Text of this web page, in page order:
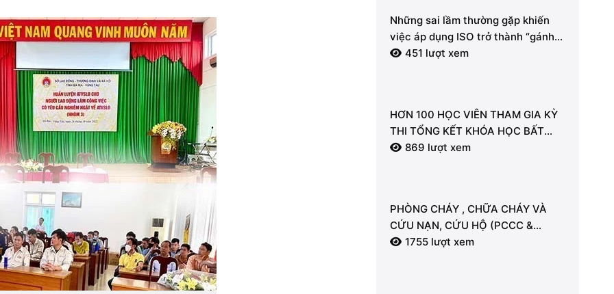
Những sai lầm thường gặp khiến
việc áp dụng ISO trở thành “gánh
nặng” hành chính.
451 lượt xem
HƠN 100 HỌC VIÊN THAM GIA KỲ
THI TỔNG KẾT KHÓA HỌC BẤT
ĐỘNG SẢN TẠI LDT
869 lượt xem
PHÒNG CHÁY , CHỮA CHÁY VÀ
CỨU NẠN, CỨU HỘ (PCCC &
CNCH) – “LÁ CHẮN” AN TOÀN
1755 lượt xem